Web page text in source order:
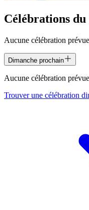
Célébrations du
Aucune célébration prévue
Dimanche prochain
Aucune célébration prévue
Trouver une célébration